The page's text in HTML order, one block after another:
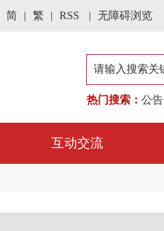
简 | 繁 | RSS | 无障碍浏览
热门搜索： 公告
互动交流